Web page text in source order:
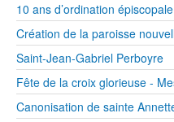
10 ans d’ordination
Création de la paroisse
Saint-Jean-Gabriel Perboyre
Fête de la croix glorieuse -
Canonisation de sainte